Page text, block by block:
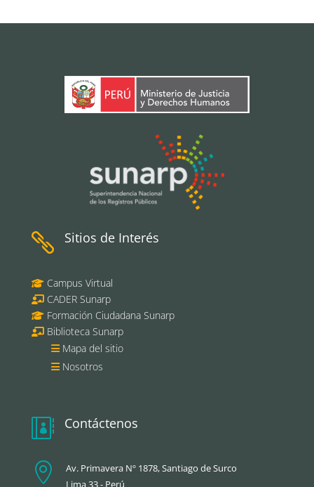
 Sitios de Interés
Campus Virtual
CADER Sunarp
Formación Ciudadana Sunarp
Biblioteca Sunarp
Mapa del sitio
Nosotros
 Contáctenos

Av. Primavera Nº 1878, Santiago de Surco
Lima 33 - Perú